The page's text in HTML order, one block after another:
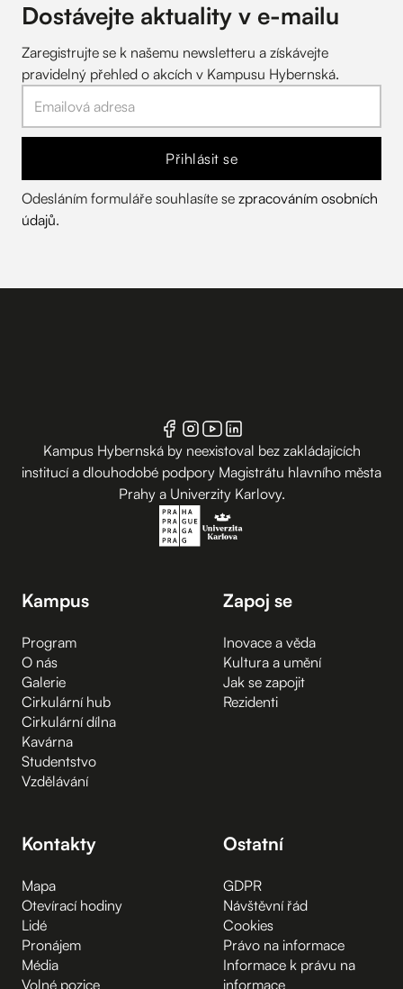
Dostávejte aktuality v e-mailu
Zaregistrujte se k našemu newsletteru a získávejte
pravidelný přehled o akcích v Kampusu Hybernská.
Přihlásit se
Odesláním formuláře souhlasíte se zpracováním osobních
údajů.
Kampus Hybernská by neexistoval bez zakládajících
institucí a dlouhodobé podpory Magistrátu hlavního města
Prahy a Univerzity Karlovy.
Kampus
Program
O nás
Galerie
Cirkulární hub
Cirkulární dílna
Kavárna
Studentstvo
Vzdělávání
Zapoj se
Inovace a věda
Kultura a umění
Jak se zapojit
Rezidenti
Kontakty
Mapa
Otevírací hodiny
Lidé
Pronájem
Média
Volné pozice
Ostatní
GDPR
Návštěvní řád
Cookies
Právo na informace
Informace k právu na
informace